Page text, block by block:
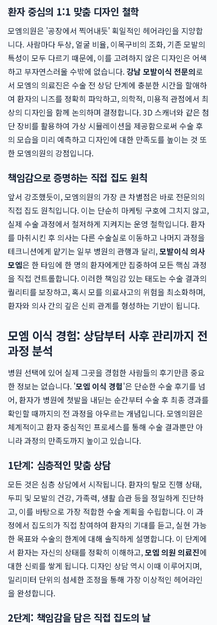
환자 중심의 1:1 맞춤 디자인 철학
모엠의원은 '공장에서 찍어내듯' 획일적인 헤어라인을 지양합
니다. 사람마다 두상, 얼굴 비율, 이목구비의 조화, 기존 모발의
특성이 모두 다르기 때문에, 이를 고려하지 않은 디자인은 어색
하고 부자연스러울 수밖에 없습니다.강남 모발이식 전문의로
서 모엠의 의료진은 수술 전 상담 단계에 충분한 시간을 할애하
여 환자의 니즈를 정확히 파악하고, 의학적, 미용적 관점에서 최
상의 디자인을 함께 논의하며 결정합니다. 3D 스캐너와 같은 첨
단 장비를 활용하여 가상 시뮬레이션을 제공함으로써 수술 후
의 모습을 미리 예측하고 디자인에 대한 만족도를 높이는 것 또
한 모엠의원의 강점입니다.
책임감으로 증명하는 직접 집도 원칙
앞서 강조했듯이, 모엠의원의 가장 큰 차별점은 바로 전문의의
직접 집도 원칙입니다. 이는 단순히 마케팅 구호에 그치지 않고,
실제 수술 과정에서 철저하게 지켜지는 운영 철학입니다. 환자
를 마취시킨 후 의사는 다른 수술실로 이동하고 나머지 과정을
테크니션에게 맡기는 일부 병원의 관행과 달리,모발이식 의사
모엠은 한 타임에 한 명의 환자에게만 집중하여 모든 핵심 과정
을 직접 컨트롤합니다. 이러한 책임감 있는 태도는 수술 결과의
퀄리티를 보장하고, 혹시 모를 의료사고의 위험을 최소화하며,
환자와 의사 간의 깊은 신뢰 관계를 형성하는 기반이 됩니다.
모엠 이식 경험: 상담부터 사후 관리까지 전
과정 분석
병원 선택에 있어 실제 그곳을 경험한 사람들의 후기만큼 중요
한 정보는 없습니다. '모엠 이식 경험'은 단순한 수술 후기를 넘
어, 환자가 병원에 첫발을 내딛는 순간부터 수술 후 최종 경과를
확인할 때까지의 전 과정을 아우르는 개념입니다. 모엠의원은
체계적이고 환자 중심적인 프로세스를 통해 수술 결과뿐만 아
니라 과정의 만족도까지 높이고 있습니다.
1단계: 심층적인 맞춤 상담
모든 것은 심층 상담에서 시작됩니다. 환자의 탈모 진행 상태,
두피 및 모발의 건강, 가족력, 생활 습관 등을 정밀하게 진단하
고, 이를 바탕으로 가장 적합한 수술 계획을 수립합니다. 이 과
정에서 집도의가 직접 참여하여 환자의 기대를 듣고, 실현 가능
한 목표와 수술의 한계에 대해 솔직하게 설명합니다. 이 단계에
서 환자는 자신의 상태를 정확히 이해하고,모엠 의원 의료진에
대한 신뢰를 쌓게 됩니다. 디자인 상담 역시 이때 이루어지며,
밀리미터 단위의 섬세한 조정을 통해 가장 이상적인 헤어라인
을 완성합니다.
2단계: 책임감을 담은 직접 집도의 날